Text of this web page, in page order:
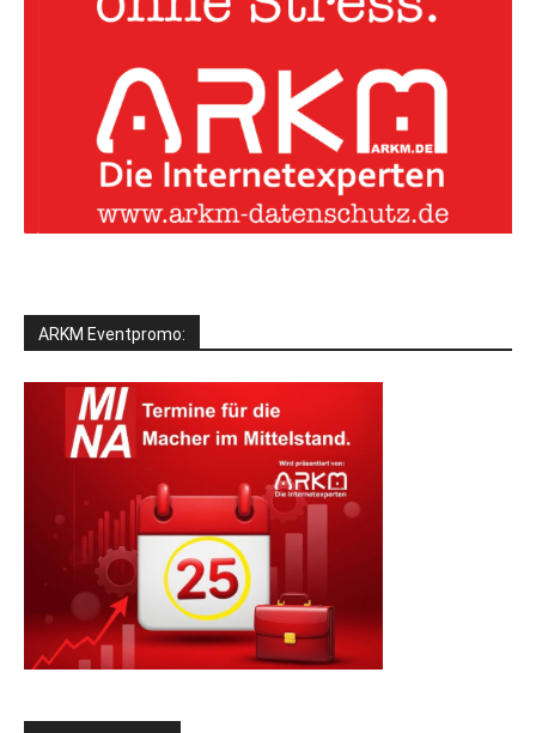
ARKM Eventpromo: